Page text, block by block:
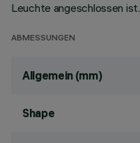
Leuchte angeschlossen ist.
ABMESSUNGEN
Allgemein (mm)
Shape